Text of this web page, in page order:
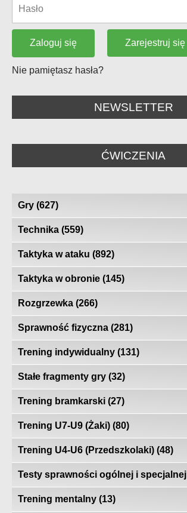
Zaloguj się
Nie pamiętasz hasła?
Zarejestruj się
NEWSLETTER
ĆWICZENIA
Gry (627)
Technika (559)
Taktyka w ataku (892)
Taktyka w obronie (145)
Rozgrzewka (266)
Sprawność fizyczna (281)
Trening indywidualny (131)
Stałe fragmenty gry (32)
Trening bramkarski (27)
Trening U7-U9 (Żaki) (80)
Trening U4-U6 (Przedszkolaki) (48)
Testy sprawności ogólnej i specjalnej
Trening mentalny (13)